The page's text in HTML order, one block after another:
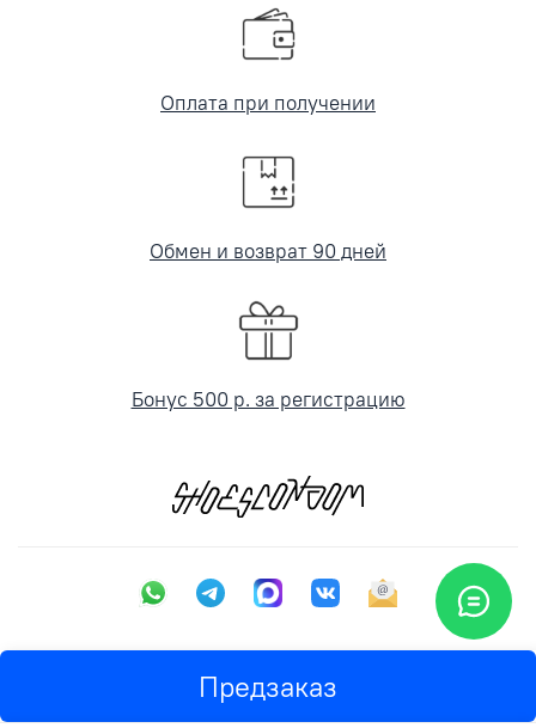
Предзаказ
Оплата при получении
Обмен и возврат 90 дней
Бонус 500 р. за регистрацию